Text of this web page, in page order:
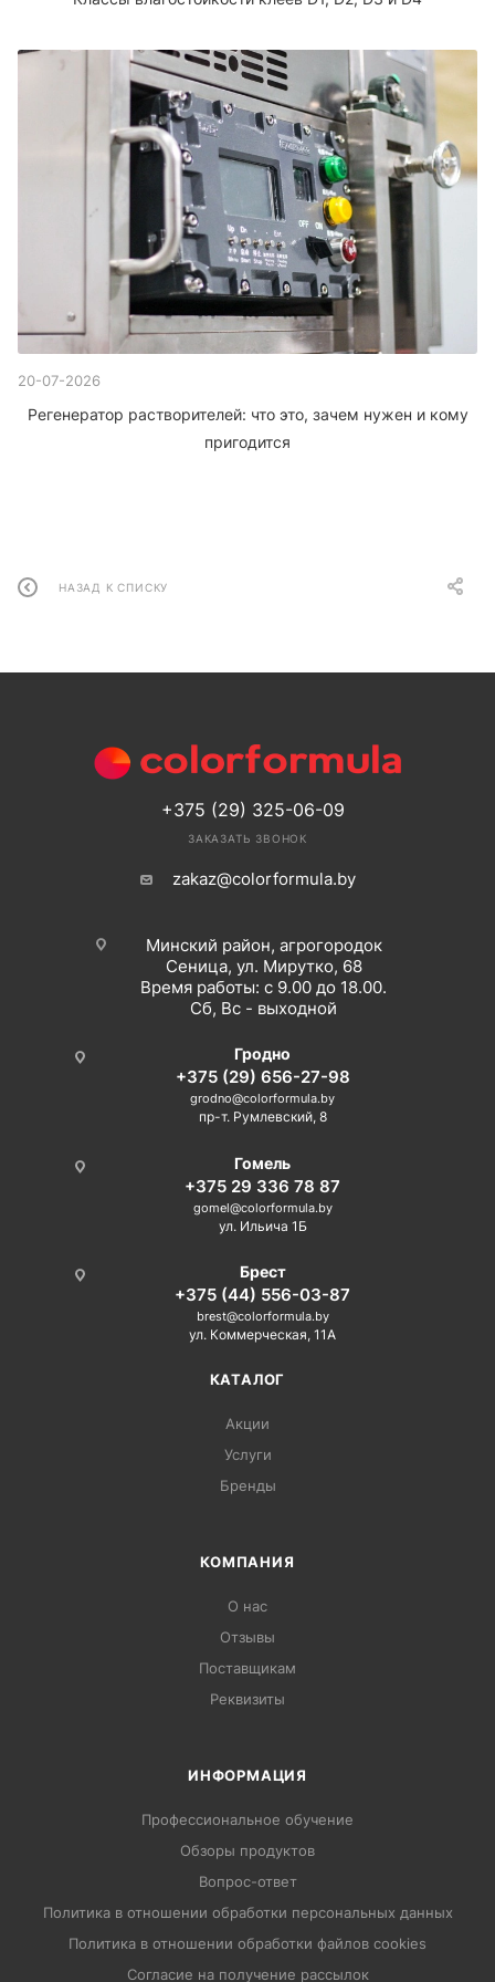
20-07-2026
Регенератор растворителей: что это, зачем нужен и кому
пригодится
НАЗАД К СПИСКУ
+375 (29) 325-06-09
ЗАКАЗАТЬ ЗВОНОК
zakaz@colorformula.by
Минский район, агрогородок
Сеница, ул. Мирутко, 68
Время работы: с 9.00 до 18.00.
Сб, Вс - выходной
Гродно
+375 (29) 656-27-98
grodno@colorformula.by
пр-т. Румлевский, 8
Гомель
+375 29 336 78 87
gomel@colorformula.by
ул. Ильича 1Б
Брест
+375 (44) 556-03-87
brest@colorformula.by
ул. Коммерческая, 11А
КАТАЛОГ
Акции
Услуги
Бренды
КОМПАНИЯ
О нас
Отзывы
Поставщикам
Реквизиты
ИНФОРМАЦИЯ
Профессиональное обучение
Обзоры продуктов
Вопрос-ответ
Политика в отношении обработки персональных данных
Политика в отношении обработки файлов cookies
Согласие на получение рассылок